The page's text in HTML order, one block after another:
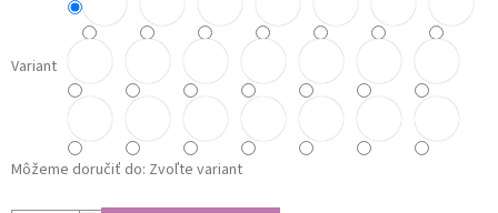
Variant
Môžeme doručiť do: Zvoľte variant